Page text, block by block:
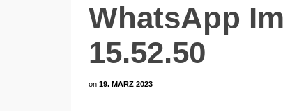
WhatsApp
15.52.50
on 19. MÄRZ 2023